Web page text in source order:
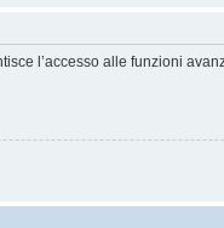
l’accesso alle funzioni